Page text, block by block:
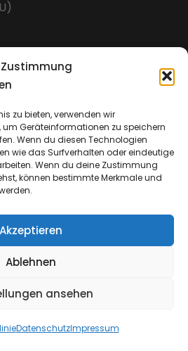
zu bieten, verwenden wir
um Geräteinformationen zu speichern
Wenn du diesen Technologien
wie das Surfverhalten oder eindeutige
Wenn du deine Zustimmung
können bestimmte Merkmale und
Akzeptieren
Ablehnen
ansehen
DatenschutzImpressum
Shop Dark ByCatch Themes